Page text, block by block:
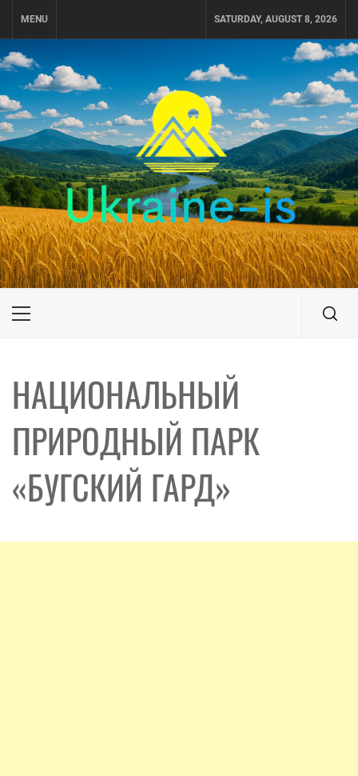
MENU SATURDAY, AUGUST 8, 2026
UKRAINE-IS
ПУТЕШЕСТВИЕ ПО УКРАИНЕ
Primary
НАЦИОНАЛЬНЫЙ
ПРИРОДНЫЙ ПАРК
«БУГСКИЙ ГАРД»